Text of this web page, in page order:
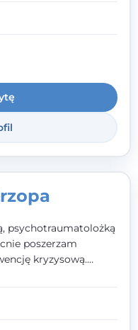
momentach -
stresu,
nastroju,
a także po prostu
psychotraumatolożką
poszerzam
kryzysową.
trzeciej fali, łącząc
skuteczności.
dorosłym i parom w